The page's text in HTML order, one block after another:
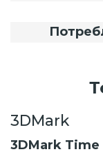
3DMark
3DMark Time